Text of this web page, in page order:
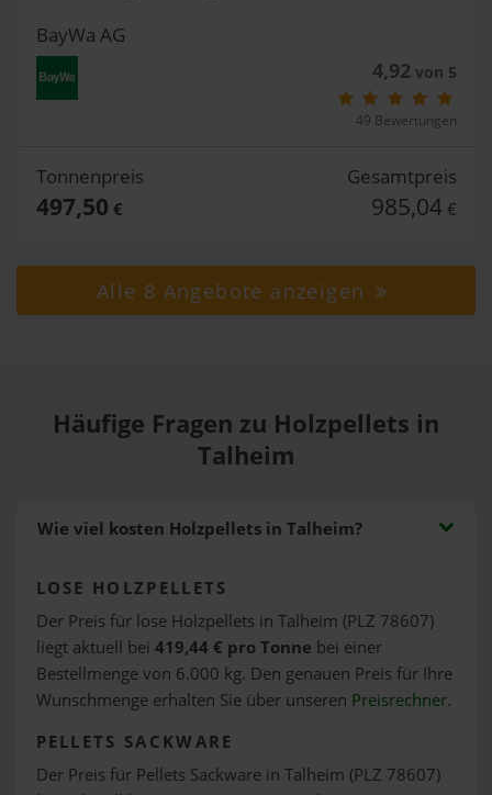
BayWa AG
4,92von 5
49 Bewertungen
Tonnenpreis
497,50 €
Gesamtpreis
985,04 €
Alle 8 Angebote anzeigen
Häufige Fragen zu Holzpellets in
Talheim
Wie viel kosten Holzpellets in Talheim?
LOSE HOLZPELLETS
Der Preis für lose Holzpellets in Talheim (PLZ 78607)
liegt aktuell bei 419,44 € pro Tonne bei einer
Bestellmenge von 6.000 kg. Den genauen Preis für Ihre
Wunschmenge erhalten Sie über unseren Preisrechner.
PELLETS SACKWARE
Der Preis für Pellets Sackware in Talheim (PLZ 78607)